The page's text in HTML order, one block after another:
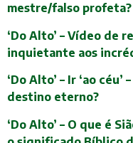
mestre/falso profeta?
‘Do Alto’ – Vídeo de
inquietante aos
‘Do Alto’ – Ir ‘ao
destino eterno?
‘Do Alto’ – O que é